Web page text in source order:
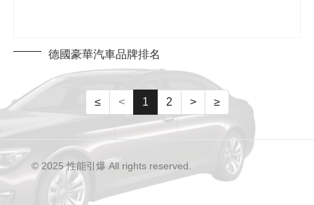
德國豪華汽車品牌排名
≤ < 1 2 > ≥
© 2025 性能引爆 All rights reserved.